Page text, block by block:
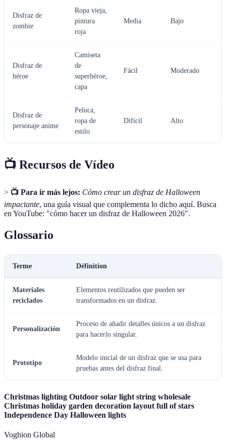
Disfraz de
zombie
Ropa vieja,
pintura
roja
Media Bajo
Disfraz de
héroe
Camiseta
de
superhéroe,
capa
Fácil Moderado
Disfraz de
personaje anime
Peluca,
ropa de
estilo
Dificil Alto
📺 Recursos de Vídeo
> 📺 Para ir más lejos: Cómo crear un disfraz de Halloween
impactante, una guía visual que complementa lo dicho aquí. Busca
en YouTube: "cómo hacer un disfraz de Halloween 2026".
Glossario
Terme Définition
Materiales
reciclados
Elementos reutilizados que pueden ser
transformados en un disfraz.
Personalización
Proceso de añadir detalles únicos a un disfraz
para hacerlo singular.
Prototipo
Modelo inicial de un disfraz que se usa para
pruebas antes del disfraz final.
Christmas lighting Outdoor solar light string wholesale
Christmas holiday garden decoration layout full of stars
Independence Day Halloween lights
Voghion Global